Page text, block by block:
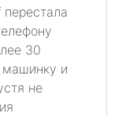
30
машинку и
не